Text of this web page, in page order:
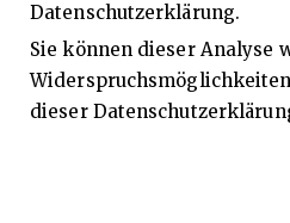
Datenschutzerklärung.
Sie können dieser Analyse
dieser